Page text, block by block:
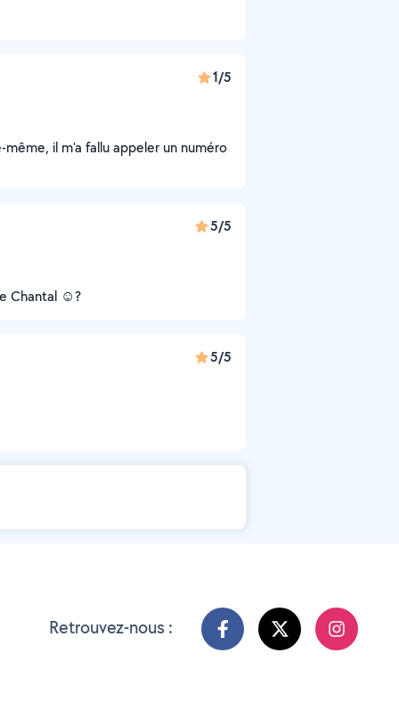
1/5
il m'a fallu appeler un numéro
5/5
Chantal ☺️?
5/5
Retrouvez-nous :